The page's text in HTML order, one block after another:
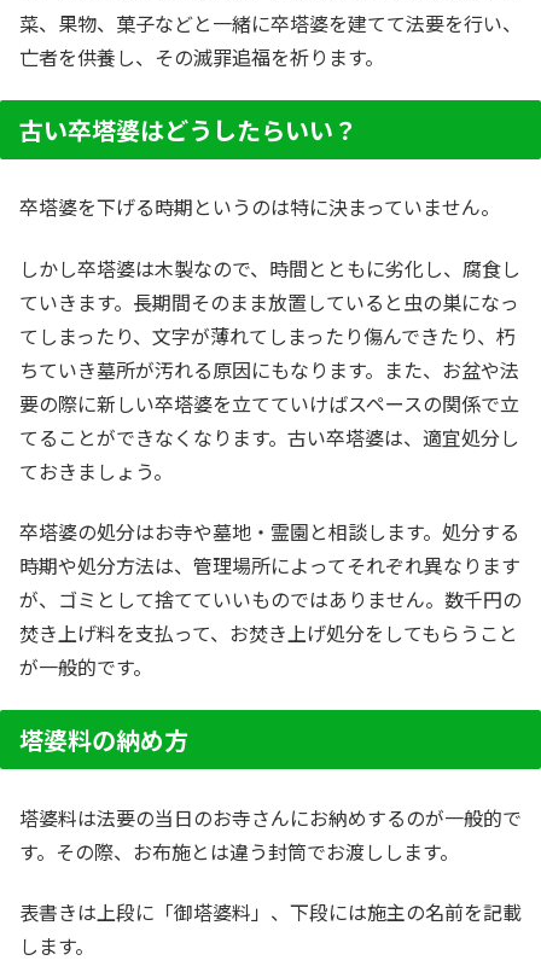
菜、果物、菓子などと一緒に卒塔婆を建てて法要を行い、
亡者を供養し、その滅罪追福を祈ります。
古い卒塔婆はどうしたらいい？
卒塔婆を下げる時期というのは特に決まっていません。
しかし卒塔婆は木製なので、時間とともに劣化し、腐食し
ていきます。長期間そのまま放置していると虫の巣になっ
てしまったり、文字が薄れてしまったり傷んできたり、朽
ちていき墓所が汚れる原因にもなります。また、お盆や法
要の際に新しい卒塔婆を立てていけばスペースの関係で立
てることができなくなります。古い卒塔婆は、適宜処分し
ておきましょう。
卒塔婆の処分はお寺や墓地・霊園と相談します。処分する
時期や処分方法は、管理場所によってそれぞれ異なります
が、ゴミとして捨てていいものではありません。数千円の
焚き上げ料を支払って、お焚き上げ処分をしてもらうこと
が一般的です。
塔婆料の納め方
塔婆料は法要の当日のお寺さんにお納めするのが一般的で
す。その際、お布施とは違う封筒でお渡しします。
表書きは上段に「御塔婆料」、下段には施主の名前を記載
します。